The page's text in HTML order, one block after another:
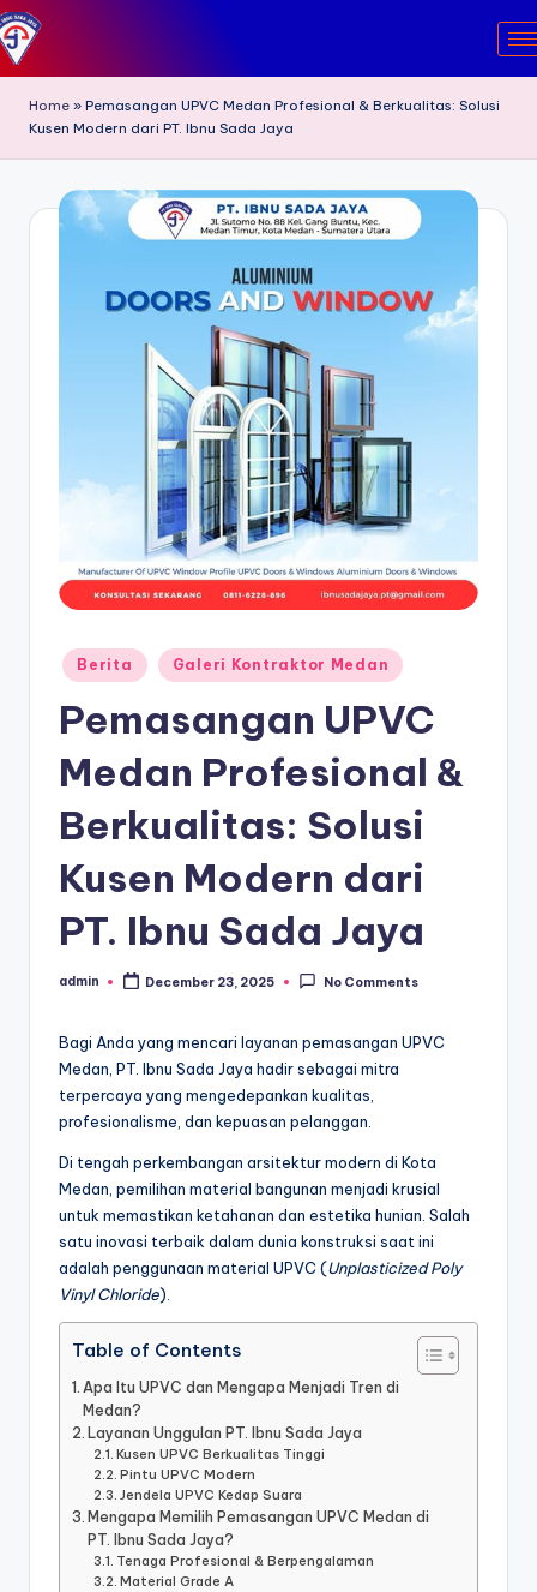
Skip
to
content
Home » Pemasangan UPVC Medan Profesional & Berkualitas: Solusi
Kusen Modern dari PT. Ibnu Sada Jaya
Berita Galeri Kontraktor Medan
Pemasangan UPVC
Medan Profesional &
Berkualitas: Solusi
Kusen Modern dari
PT. Ibnu Sada Jaya
admin December 23, 2025 No Comments
Bagi Anda yang mencari layanan pemasangan UPVC
Medan, PT. Ibnu Sada Jaya hadir sebagai mitra
terpercaya yang mengedepankan kualitas,
profesionalisme, dan kepuasan pelanggan.
Di tengah perkembangan arsitektur modern di Kota
Medan, pemilihan material bangunan menjadi krusial
untuk memastikan ketahanan dan estetika hunian. Salah
satu inovasi terbaik dalam dunia konstruksi saat ini
adalah penggunaan material UPVC (Unplasticized Poly
Vinyl Chloride).
Table of Contents
Apa Itu UPVC dan Mengapa Menjadi Tren di
Medan?
Layanan Unggulan PT. Ibnu Sada Jaya
Kusen UPVC Berkualitas Tinggi
Pintu UPVC Modern
Jendela UPVC Kedap Suara
Mengapa Memilih Pemasangan UPVC Medan di
PT. Ibnu Sada Jaya?
Tenaga Profesional & Berpengalaman
Material Grade A